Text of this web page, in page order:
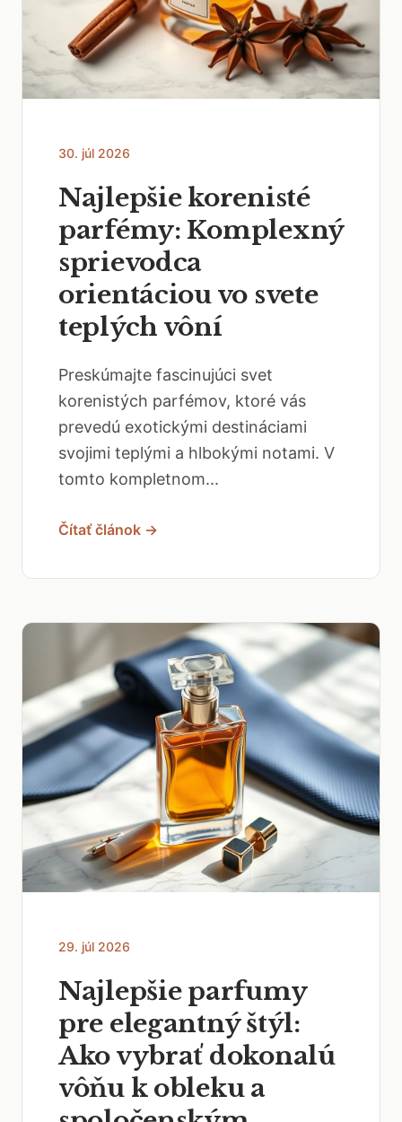
30. júl 2026
Najlepšie korenisté
parfémy: Komplexný
sprievodca
orientáciou vo svete
teplých vôní
Preskúmajte fascinujúci svet
korenistých parfémov, ktoré vás
prevedú exotickými destináciami
svojimi teplými a hlbokými notami. V
tomto kompletnom...
Čítať článok →
29. júl 2026
Najlepšie parfumy
pre elegantný štýl:
Ako vybrať dokonalú
vôňu k obleku a